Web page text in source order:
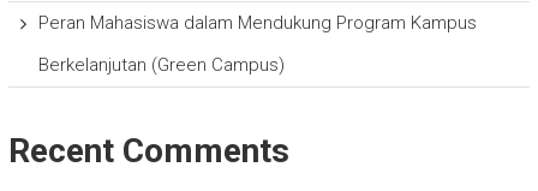
Peran Mahasiswa dalam Mendukung Program Kampus
Berkelanjutan (Green Campus)
Recent Comments